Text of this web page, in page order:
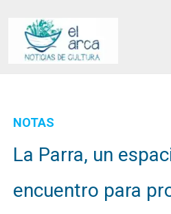
contenido
NOTAS
La Parra, un
encuentro para